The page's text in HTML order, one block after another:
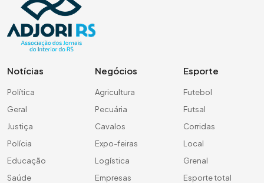
Notícias
Política
Geral
Justiça
Polícia
Educação
Saúde
Negócios
Agricultura
Pecuária
Cavalos
Expo-feiras
Logística
Empresas
Esporte
Futebol
Futsal
Corridas
Local
Grenal
Esporte total